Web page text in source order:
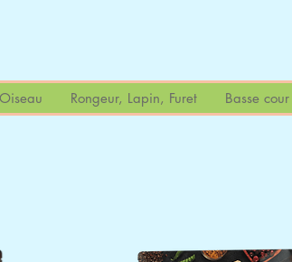
Oiseau Rongeur, Lapin, Furet Basse cour